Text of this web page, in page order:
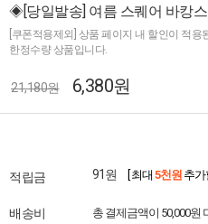
◈[당일발송] 여름 스퀘어 바캉
[쿠폰적용제외] 상품 페이지 내 할인이 적
한정수량 상품입니다.
21,180원 6,380원
적립금 91원 [ 최대 5천원 추가
배송비 총 결제금액이 50,000원